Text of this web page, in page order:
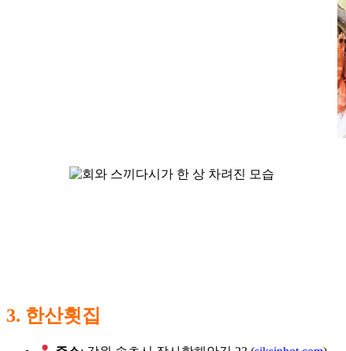
3. 한산횟집